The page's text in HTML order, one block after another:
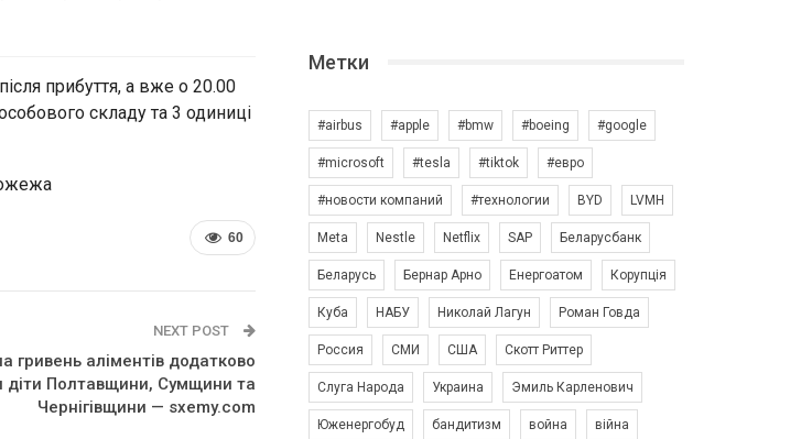
прибуття, а вже о 20.00
складу та 3 одиниці
60
NEXT POST
гривень аліментів додатково
діти Полтавщини, Сумщини та
Чернігівщини — sxemy.com
Метки
#airbus #apple #bmw #boeing #google
#microsoft #tesla #tiktok #евро
#новости компаний #технологии BYD LVMH
Meta Nestle Netflix SAP Беларусбанк
Беларусь Бернар Арно Енергоатом Корупція
Куба НАБУ Николай Лагун Роман Говда
Россия СМИ США Скотт Риттер
Слуга Народа Украина Эмиль Карленович
Юженергобуд бандитизм война війна